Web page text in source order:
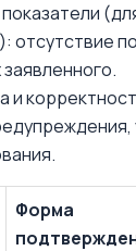
отсутствие
и
Форма